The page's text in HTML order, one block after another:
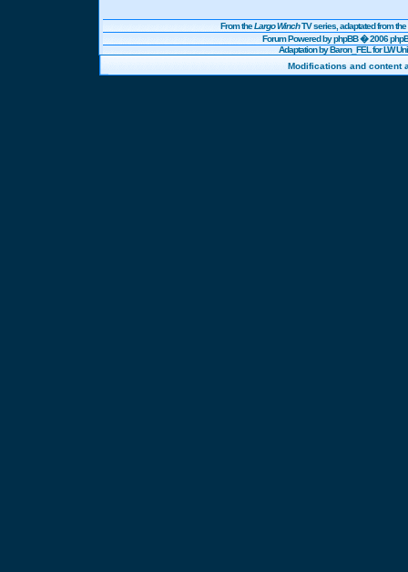
From theLargo WinchTV series, adaptated from
Forum Powered byphpBB� 2006
Adaptation by Baron_FEL for LW
Modifications and content